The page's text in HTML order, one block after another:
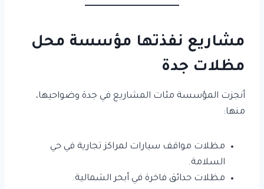
مشاريع نفذتها مؤسسة محل
مظلات جدة
أنجزت المؤسسة مئات المشاريع في جدة وضواحيها،
منها:
مظلات مواقف سيارات لمراكز تجارية في حي
السلامة.
مظلات حدائق فاخرة في أبحر الشمالية.